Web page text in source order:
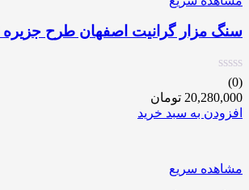
سنگ مزار گرانیت اصفهان طرح جزیره
(0)
20,280,000 تومان
افزودن به سبد خرید
مشاهده سریع